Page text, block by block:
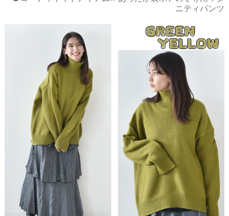
ニティパンツ